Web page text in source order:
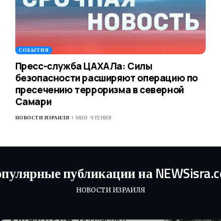
СОБЫТИЯ
Пресс-служба ЦАХАЛа: Силы
безопасности расширяют операцию по
пресечению терроризма в северной
Самари
НОВОСТИ ИЗРАИЛЯ 1 МИН. ЧТЕНИЯ
публикации на
НОВОСТИ ИЗРАИЛЯ